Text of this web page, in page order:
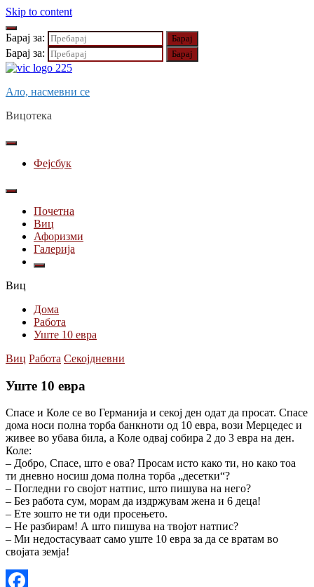
Skip to content
Барај за:
Барај за:
Ало, насмевни се
Вицотека
Фејсбук
Почетна
Виц
Афоризми
Галерија
Виц
Дома
Работа
Уште 10 евра
Виц Работа Секојдневни
Уште 10 евра
Спасе и Коле се во Германија и секој ден одат да просат. Спасе
дома носи полна торба банкноти од 10 евра, вози Мерцедес и
живее во убава била, а Коле одвај собира 2 до 3 евра на ден.
Коле:
– Добро, Спасе, што е ова? Просам исто како ти, но како тоа
ти дневно носиш дома полна торба „десетки“?
– Погледни го својот натпис, што пишува на него?
– Без работа сум, морам да издржувам жена и 6 деца!
– Ете зошто не ти оди просењето.
– Не разбирам! А што пишува на твојот натпис?
– Ми недостасуваат само уште 10 евра за да се вратам во
својата земја!